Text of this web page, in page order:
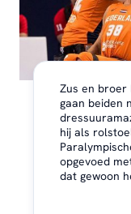
Zus en broer
gaan beiden
hij als
opgevoed
dat gewoon